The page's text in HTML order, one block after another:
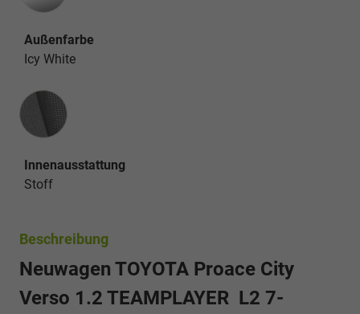
Außenfarbe
Icy White
Innenausstattung
Innenausstattung
Stoff
Beschreibung
Neuwagen TOYOTA Proace City
Verso 1.2 TEAMPLAYER L2 7-